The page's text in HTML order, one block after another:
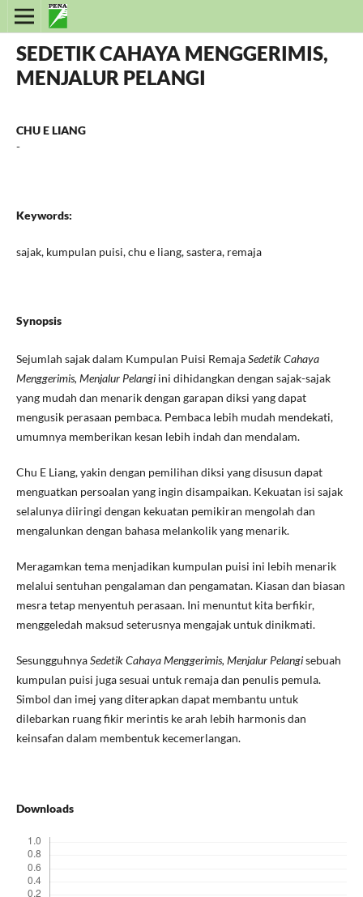
SEDETIK CAHAYA MENGGERIMIS,
MENJALUR PELANGI
CHU E LIANG
-
Keywords:
sajak, kumpulan puisi, chu e liang, sastera, remaja
Synopsis
Sejumlah sajak dalam Kumpulan Puisi RemajaSedetik Cahaya
Menggerimis, Menjalur Pelangiini dihidangkan dengan sajak-sajak
yang mudah dan menarik dengan garapan diksi yang dapat
mengusik perasaan pembaca. Pembaca lebih mudah mendekati,
umumnya memberikan kesan lebih indah dan mendalam.
Chu E Liang, yakin dengan pemilihan diksi yang disusun dapat
menguatkan persoalan yang ingin disampaikan. Kekuatan isi sajak
selalunya diiringi dengan kekuatan pemikiran mengolah dan
mengalunkan dengan bahasa melankolik yang menarik.
Meragamkan tema menjadikan kumpulan puisi ini lebih menarik
melalui sentuhan pengalaman dan pengamatan. Kiasan dan biasan
mesra tetap menyentuh perasaan. Ini menuntut kita berfikir,
menggeledah maksud seterusnya mengajak untuk dinikmati.
SesungguhnyaSedetik Cahaya Menggerimis, Menjalur Pelangisebuah
kumpulan puisi juga sesuai untuk remaja dan penulis pemula.
Simbol dan imej yang diterapkan dapat membantu untuk
dilebarkan ruang fikir merintis ke arah lebih harmonis dan
keinsafan dalam membentuk kecemerlangan.
Downloads